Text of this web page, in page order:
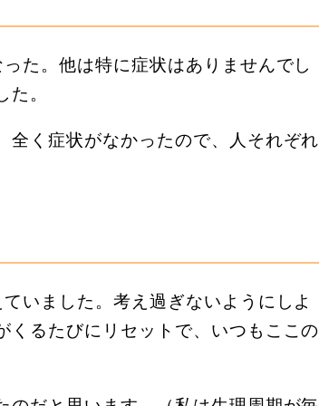
た。他は特に症状はありませんでし
。
く症状がなかったので、人それぞれ
いました。考え過ぎないようにしよ
くるたびにリセットで、いつもここの